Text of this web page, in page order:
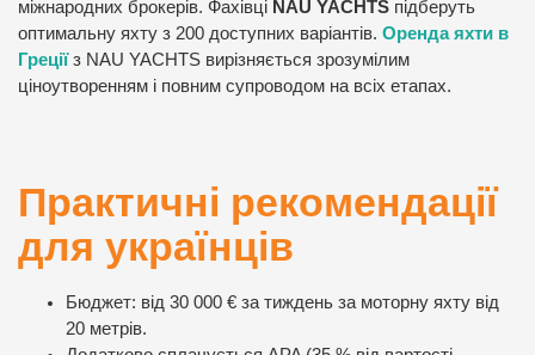
міжнародних брокерів. Фахівці NAU YACHTS підберуть
оптимальну яхту з 200 доступних варіантів. Оренда яхти в
Греціїз NAU YACHTS вирізняється зрозумілим
ціноутворенням і повним супроводом на всіх етапах.
Практичні рекомендації
для українців
Бюджет: від 30 000 € за тиждень за моторну яхту від
20 метрів.